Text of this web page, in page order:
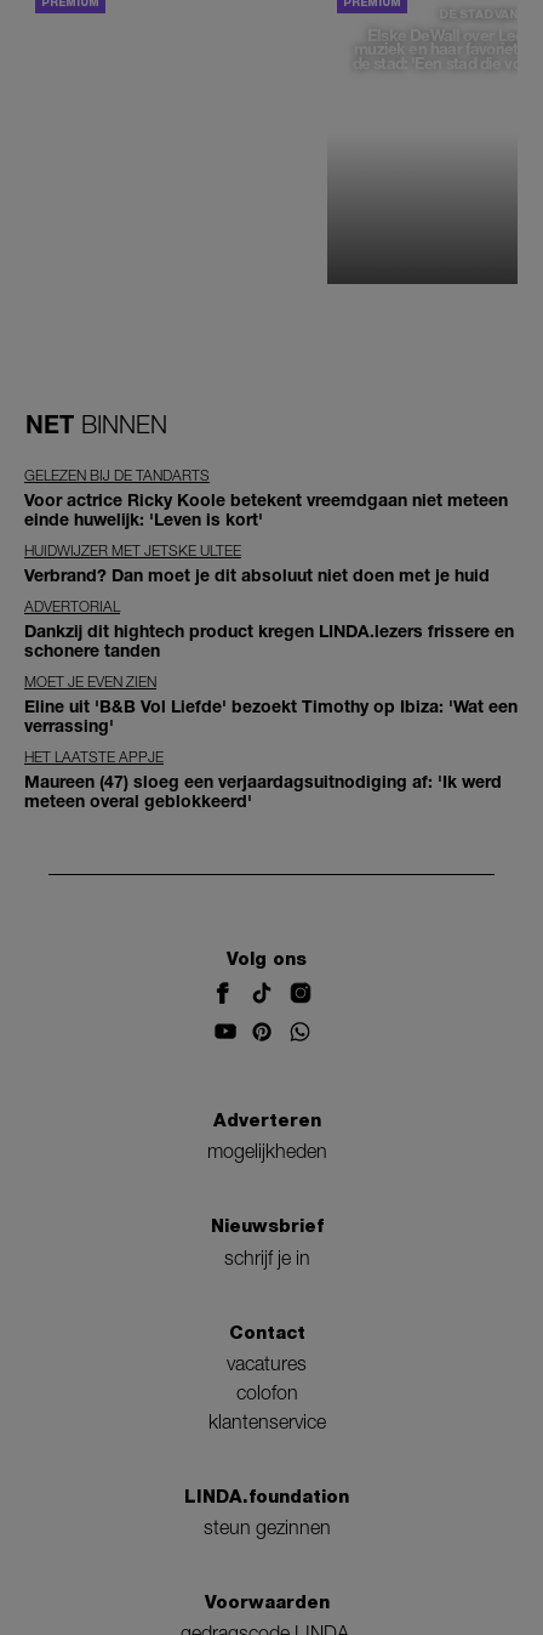
DE STAD VAN
Elske DeWall over
muziek en haar favoriete
de stad: 'Een stad die
NET BINNEN
GELEZEN BIJ DE TANDARTS
Voor actrice Ricky Koole betekent vreemdgaan niet meteen
einde huwelijk: 'Leven is kort'
HUIDWIJZER MET JETSKE ULTEE
Verbrand? Dan moet je dit absoluut niet doen met je huid
ADVERTORIAL
Dankzij dit hightech product kregen LINDA.lezers frissere en
schonere tanden
MOET JE EVEN ZIEN
Eline uit 'B&B Vol Liefde' bezoekt Timothy op Ibiza: 'Wat een
verrassing'
HET LAATSTE APPJE
Maureen (47) sloeg een verjaardagsuitnodiging af: 'Ik werd
meteen overal geblokkeerd'
Volg ons
Adverteren
mogelijkheden
Nieuwsbrief
schrijf je in
Contact
vacatures
colofon
klantenservice
LINDA.foundation
steun gezinnen
Voorwaarden